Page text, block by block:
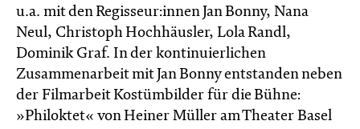
u.a. mit den Regisseur:innen Jan Bonny, Nana
Neul, Christoph Hochhäusler, Lola Randl,
Dominik Graf. In der kontinuierlichen
Zusammenarbeit mit Jan Bonny entstanden neben
der Filmarbeit Kostümbilder für die Bühne:
»Philoktet« von Heiner Müller am Theater Basel